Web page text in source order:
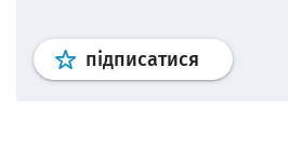
підписатися Профіль